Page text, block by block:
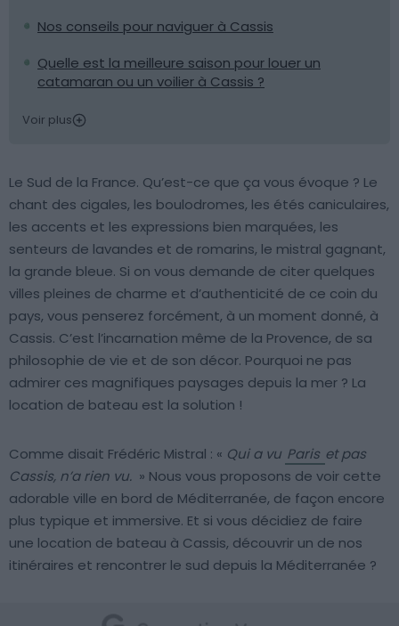
Nos conseils pour naviguer à Cassis
Quelle est la meilleure saison pour louer un
catamaran ou un voilier à Cassis ?
Voir plus
Le Sud de la France. Qu’est-ce que ça vous évoque ? Le
chant des cigales, les boulodromes, les étés caniculaires,
les accents et les expressions bien marquées, les
senteurs de lavandes et de romarins, le mistral gagnant,
la grande bleue. Si on vous demande de citer quelques
villes pleines de charme et d’authenticité de ce coin du
pays, vous penserez forcément, à un moment donné, à
Cassis. C’est l’incarnation même de la Provence, de sa
philosophie de vie et de son décor. Pourquoi ne pas
admirer ces magnifiques paysages depuis la mer ? La
location de bateau est la solution !
Comme disait Frédéric Mistral : « Qui a vu Paris et pas
Cassis, n’a rien vu. » Nous vous proposons de voir cette
adorable ville en bord de Méditerranée, de façon encore
plus typique et immersive. Et si vous décidiez de faire
une location de bateau à Cassis, découvrir un de nos
itinéraires et rencontrer le sud depuis la Méditerranée ?